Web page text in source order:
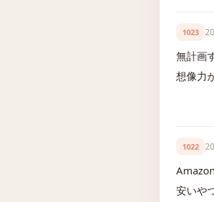
1023
無計画
想像力
1022
安いや